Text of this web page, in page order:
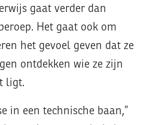
gaat verder dan
Het gaat ook om
het gevoel geven dat ze
ontdekken wie ze zijn
ligt.
in een technische baan,”